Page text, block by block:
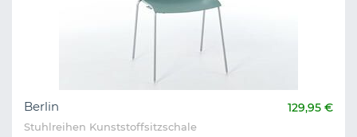
Berlin 129,95 €
Stuhlreihen Kunststoffsitzschale